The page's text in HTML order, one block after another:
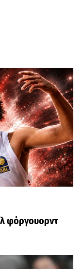
φόργουορντ